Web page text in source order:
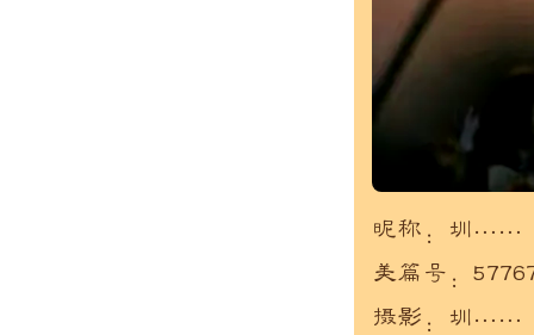
昵称：圳……
美篇号：
摄影：圳……